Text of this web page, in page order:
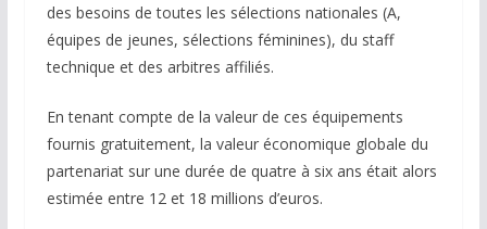
des besoins de toutes les sélections nationales (A,
équipes de jeunes, sélections féminines), du staff
technique et des arbitres affiliés.
En tenant compte de la valeur de ces équipements
fournis gratuitement, la valeur économique globale du
partenariat sur une durée de quatre à six ans était alors
estimée entre 12 et 18 millions d’euros.